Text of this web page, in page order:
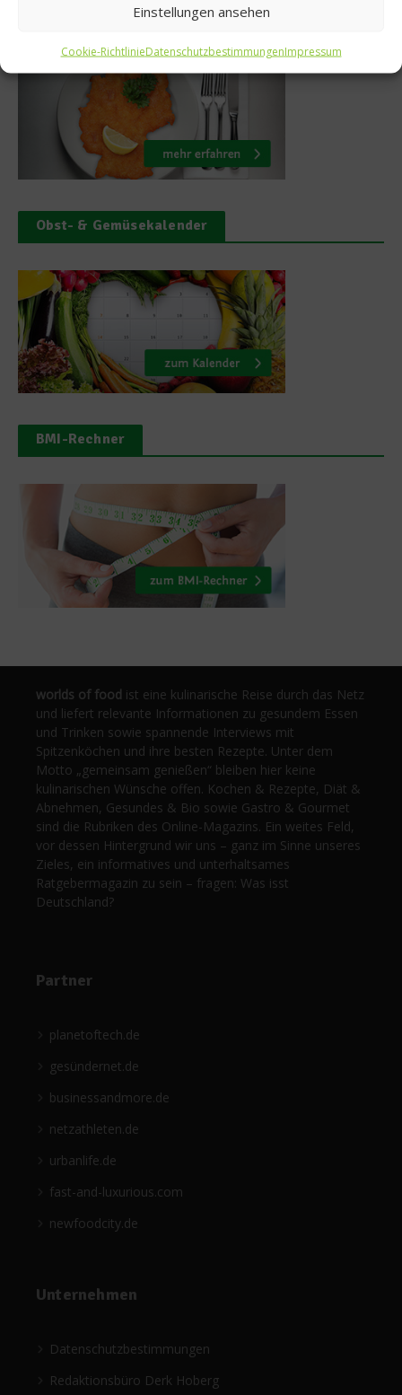
Einstellungen ansehen
Cookie-RichtlinieDatenschutzbestimmungenImpressum
Was isst Deutschland
Obst- & Gemüsekalender
BMI-Rechner
worlds of food ist eine kulinarische Reise durch das Netz
und liefert relevante Informationen zu gesundem Essen
und Trinken sowie spannende Interviews mit
Spitzenköchen und ihre besten Rezepte. Unter dem
Motto „gemeinsam genießen“ bleiben hier keine
kulinarischen Wünsche offen. Kochen & Rezepte, Diät &
Abnehmen, Gesundes & Bio sowie Gastro & Gourmet
sind die Rubriken des Online-Magazins. Ein weites Feld,
vor dessen Hintergrund wir uns – ganz im Sinne unseres
Zieles, ein informatives und unterhaltsames
Ratgebermagazin zu sein – fragen: Was isst
Deutschland?
Partner
planetoftech.de
gesündernet.de
businessandmore.de
netzathleten.de
urbanlife.de
fast-and-luxurious.com
newfoodcity.de
Unternehmen
Datenschutzbestimmungen
Redaktionsbüro Derk Hoberg